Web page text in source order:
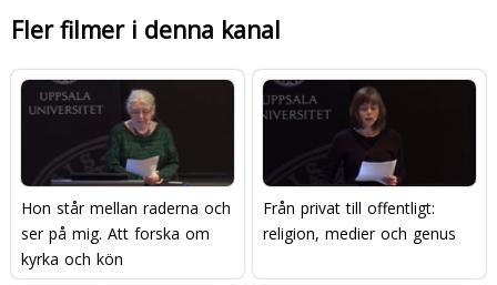
Fler filmer i denna kanal
Hon står mellan raderna och
ser på mig. Att forska om
kyrka och kön
Från privat till offentligt:
religion, medier och genus